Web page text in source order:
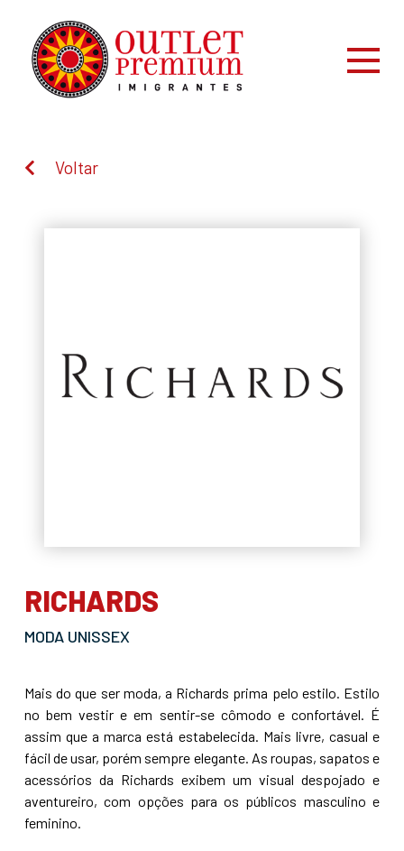
Voltar
RICHARDS
MODA UNISSEX
Mais do que ser moda, a Richards prima pelo estilo. Estilo
no bem vestir e em sentir-se cômodo e confortável. É
assim que a marca está estabelecida. Mais livre, casual e
fácil de usar, porém sempre elegante. As roupas, sapatos e
acessórios da Richards exibem um visual despojado e
aventureiro, com opções para os públicos masculino e
feminino.